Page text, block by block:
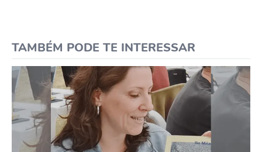
TAMBÉM PODE TE INTERESSAR